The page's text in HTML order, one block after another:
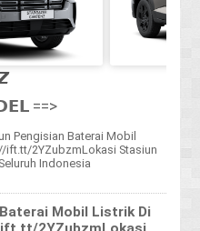
==>
Pengisian Baterai Mobil
ift.tt/2YZubzmLokasi Stasiun
Indonesia
Mobil Listrik Di